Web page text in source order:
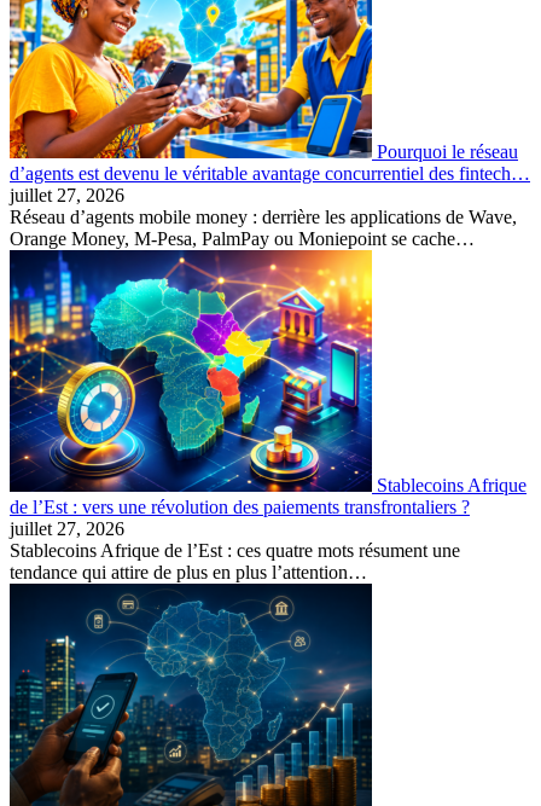
Pourquoi le réseau
d’agents est devenu le véritable avantage concurrentiel des fintech…
juillet 27, 2026
Réseau d’agents mobile money : derrière les applications de Wave,
Orange Money, M-Pesa, PalmPay ou Moniepoint se cache…
Stablecoins Afrique
de l’Est : vers une révolution des paiements transfrontaliers ?
juillet 27, 2026
Stablecoins Afrique de l’Est : ces quatre mots résument une
tendance qui attire de plus en plus l’attention…